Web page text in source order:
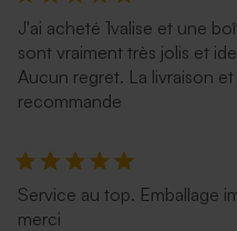
J'ai acheté 1valise et une
sont vraiment très jolis et
Aucun regret. La livraison
recommande
Service au top. Emballage
merci